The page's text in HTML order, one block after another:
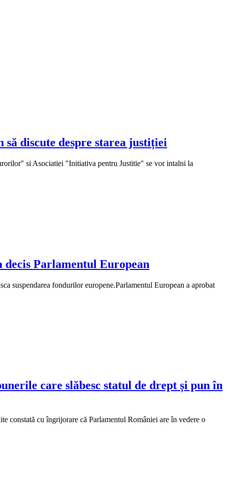
discute despre starea justiției
si Asociatiei "Initiativa pentru Justitie" se vor intalni la
Parlamentul European
suspendarea fondurilor europene.Parlamentul European a aprobat
care slăbesc statul de drept și pun în
constată cu îngrijorare că Parlamentul României are în vedere o